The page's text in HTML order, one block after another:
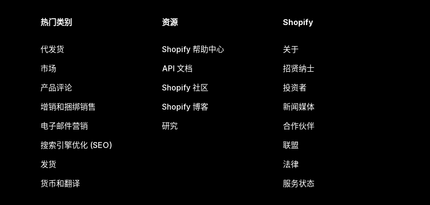
热门类别
代发货
市场
产品评论
增销和捆绑销售
电子邮件营销
搜索引擎优化 (SEO)
发货
货币和翻译
资源
Shopify 帮助中心
API 文档
Shopify 社区
Shopify 博客
研究
Shopify
关于
招贤纳士
投资者
新闻媒体
合作伙伴
联盟
法律
服务状态